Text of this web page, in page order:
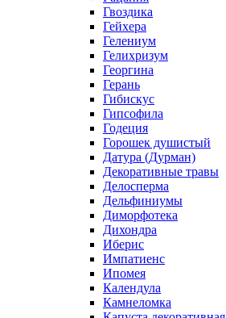
Гвоздика
Гейхера
Гелениум
Гелихризум
Георгина
Герань
Гибискус
Гипсофила
Годеция
Горошек душистый
Датура (Дурман)
Декоративные травы
Делосперма
Дельфиниумы
Диморфотека
Дихондра
Иберис
Импатиенс
Ипомея
Календула
Камнеломка